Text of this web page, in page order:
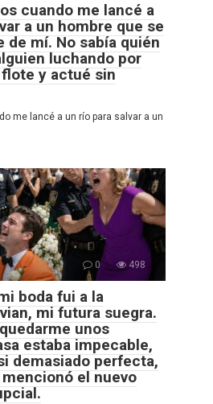
cuando me lancé a
a un hombre que se
de mí. No sabía quién
luchando por
y actué sin
me lancé a un río para salvar a un
0 498
boda fui a la
mi futura suegra.
unos
estaba impecable,
demasiado perfecta,
el nuevo